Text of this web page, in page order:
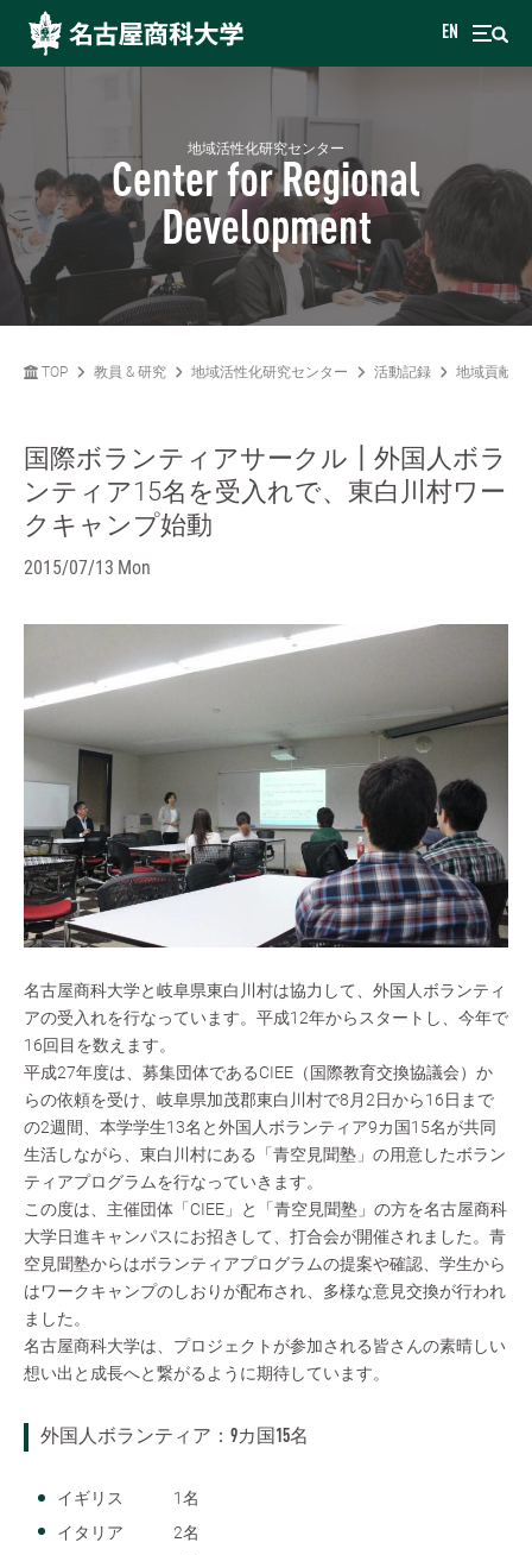
EN
地域活性化研究センター
Center for Regional
Development
TOP 教員 & 研究 地域活性化研究センター 活動記録 地域貢献
国際ボランティアサークル┃外国人ボラ
ンティア15名を受入れで、東白川村ワー
クキャンプ始動
2015/07/13 Mon
名古屋商科大学と岐阜県東白川村は協力して、外国人ボランティ
アの受入れを行なっています。平成12年からスタートし、今年で
16回目を数えます。
平成27年度は、募集団体であるCIEE（国際教育交換協議会）か
らの依頼を受け、岐阜県加茂郡東白川村で8月2日から16日まで
の2週間、本学学生13名と外国人ボランティア9カ国15名が共同
生活しながら、東白川村にある「青空見聞塾」の用意したボラン
ティアプログラムを行なっていきます。
この度は、主催団体「CIEE」と「青空見聞塾」の方を名古屋商科
大学日進キャンパスにお招きして、打合会が開催されました。青
空見聞塾からはボランティアプログラムの提案や確認、学生から
はワークキャンプのしおりが配布され、多様な意見交換が行われ
ました。
名古屋商科大学は、プロジェクトが参加される皆さんの素晴しい
想い出と成長へと繋がるように期待しています。
外国人ボランティア：9カ国15名
イギリス 1名
イタリア 2名